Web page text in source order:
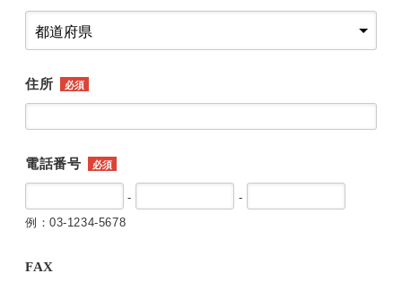
住所 必須
電話番号 必須
-
-
例：03-1234-5678
FAX